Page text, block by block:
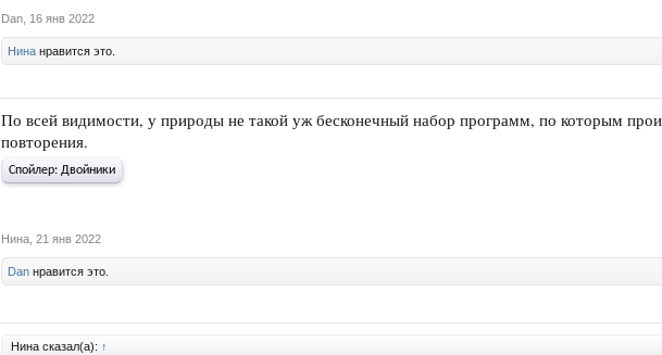
Dan 16 янв 2022
Нина нравится это.
По всей видимости, у природы не такой уж бесконечный набор программ, по которым
повторения.
Спойлер: Двойники
Нина 21 янв 2022
Dan нравится это.
Нина сказал(а): ↑